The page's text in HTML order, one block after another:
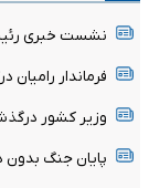
نشست خبری
فرماندار
وزیر کشور
پایان جنگ بدون